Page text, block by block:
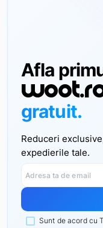
Afla
gratuit.
Reduceri
expedierile tale.
Adresa ta de email
Sunt de acord cu